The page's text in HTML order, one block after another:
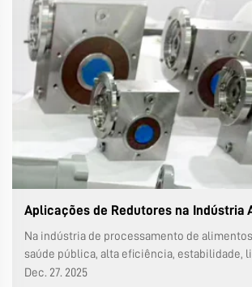
Aplicações de Redutores na Indústria
Na indústria de processamento de
saúde pública, alta eficiência, estabilidade,
precisão nas linhas de produção são
Dec. 27. 2025